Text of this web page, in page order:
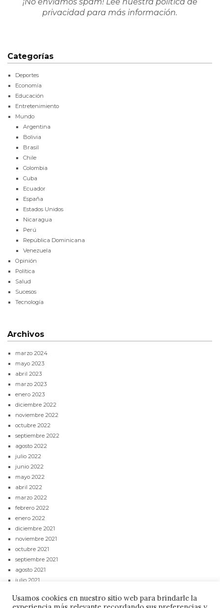
privacidad para más información.
Categorías
Deportes
Economía
Educación
Entretenimiento
Mundo
Argentina
Bolivia
Brasil
Chile
Colombia
Cuba
Ecuador
España
Estados Unidos
Nicaragua
Perú
República Dominicana
Venezuela
Opinión
Política
Salud
Sucesos
Tecnología
Archivos
marzo 2024
mayo 2023
abril 2023
marzo 2023
enero 2023
diciembre 2022
noviembre 2022
octubre 2022
septiembre 2022
agosto 2022
julio 2022
junio 2022
mayo 2022
abril 2022
marzo 2022
febrero 2022
enero 2022
diciembre 2021
noviembre 2021
octubre 2021
septiembre 2021
agosto 2021
julio 2021
mayo 2021
Usamos cookies en nuestro sitio web para brindarle la